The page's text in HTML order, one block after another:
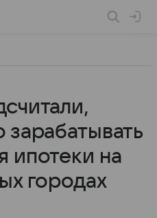
зарабатывать
ипотеки на
городах